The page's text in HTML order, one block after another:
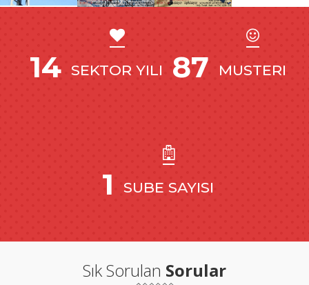
14 SEKTOR YILI 87 MUSTERI
1 SUBE SAYISI
Sık Sorulan Sorular